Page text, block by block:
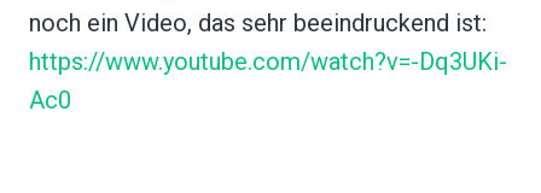
noch ein Video, das sehr beeindruckend ist:
https://www.youtube.com/watch?v=-Dq3UKi-
Ac0